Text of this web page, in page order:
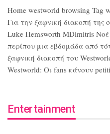
Home westworld browsing Tag
Για την ξαφνική διακοπή της
Luke Hemsworth MDimitris
περίπου μια εβδομάδα από
ξαφνική διακοπή του
Westworld: Οι fans κάνουν
Entertainment